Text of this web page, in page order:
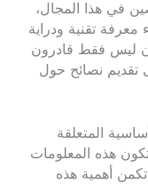
في هذا المجال،
تقنية ودراية
ليس فقط قادرون
نصائح حول
المتعلقة
هذه المعلومات
أهمية هذه